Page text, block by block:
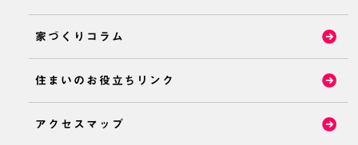
家づくりコラム
住まいのお役立ちリンク
アクセスマップ